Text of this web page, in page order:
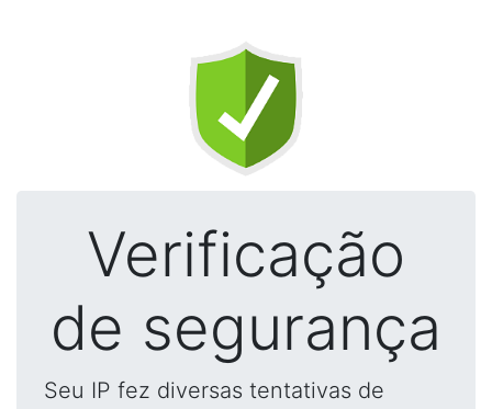
Verificação
de segurança
Seu IP fez diversas tentativas de